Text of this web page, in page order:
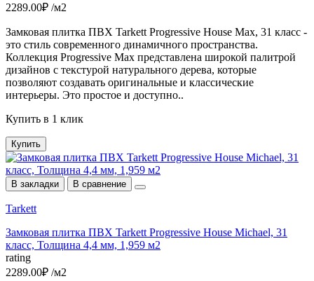
2289.00₽ /м2
Замковая плитка ПВХ Tarkett Progressive House Max, 31 класс -
это стиль современного динамичного пространства.
Коллекция Progressive Max представлена широкой палитрой
дизайнов c текстурой натурального дерева, которые
позволяют создавать оригинальные и классические
интерьеры. Это простое и доступно..
Купить в 1 клик
Купить
В закладки В сравнение
Tarkett
Замковая плитка ПВХ Tarkett Progressive House Michael, 31
класс, Толщина 4,4 мм, 1,959 м2
rating
2289.00₽ /м2